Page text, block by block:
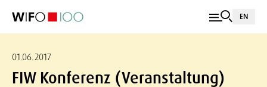
EN
01.06.2017
FIW Konferenz (Veranstaltung)